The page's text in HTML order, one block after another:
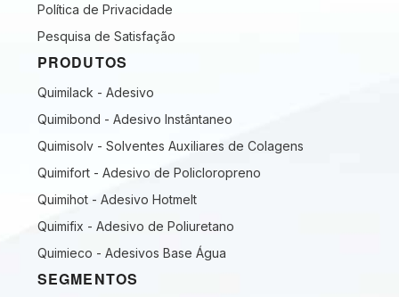
Política de Privacidade
Pesquisa de Satisfação
PRODUTOS
Quimilack - Adesivo
Quimibond - Adesivo Instântaneo
Quimisolv - Solventes Auxiliares de Colagens
Quimifort - Adesivo de Policloropreno
Quimihot - Adesivo Hotmelt
Quimifix - Adesivo de Poliuretano
Quimieco - Adesivos Base Água
SEGMENTOS